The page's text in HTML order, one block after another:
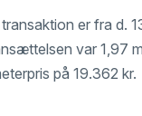
er fra d.
var 1,97
på 19.362 kr.